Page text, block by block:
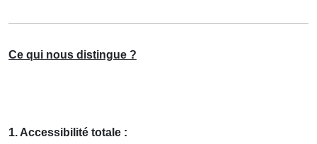
Ce qui nous distingue ?
1. Accessibilité totale :